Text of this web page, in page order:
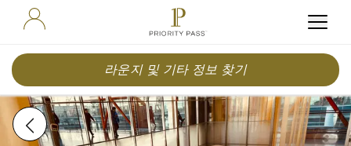
라운지 및 기타 정보 찾기